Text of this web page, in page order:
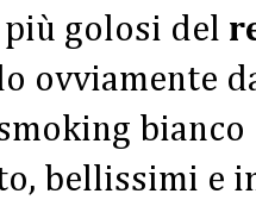
golosi del
ovviamente
bianco
bellissimi e